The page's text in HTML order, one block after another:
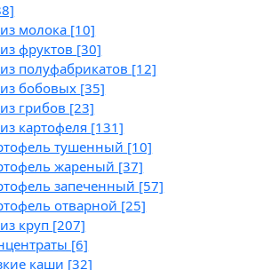
молока [10]
фруктов [30]
полуфабрикатов [12]
бобовых [35]
грибов [23]
картофеля [131]
тушенный [10]
жареный [37]
запеченный [57]
отварной [25]
круп [207]
[6]
каши [32]